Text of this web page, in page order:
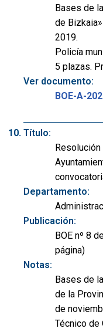
Bases de
de
2019.
Policía
5 plazas.
Ver documento:
BOE-A-
Título:
Departamento:
Publicación:
BOE nº 8
página)
Notas:
Bases de
de la
de
Técnico de